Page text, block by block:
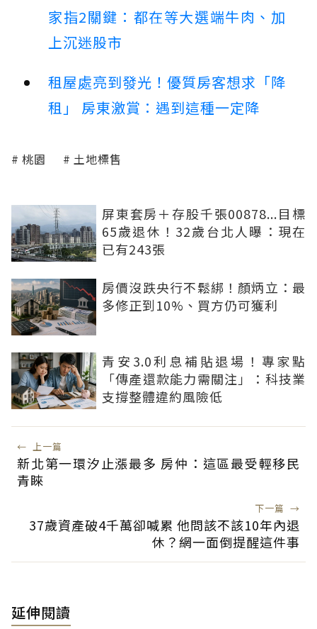
家指2關鍵：都在等大選端牛肉、加
上沉迷股市
租屋處亮到發光！優質房客想求「降
租」 房東激賞：遇到這種一定降
桃園 土地標售
屏東套房＋存股千張00878...目標
65歲退休！32歲台北人曝：現在
已有243張
房價沒跌央行不鬆綁！顏炳立：最
多修正到10%、買方仍可獲利
青安3.0利息補貼退場！專家點
「傳產還款能力需關注」：科技業
支撐整體違約風險低
← 上一篇
新北第一環汐止漲最多 房仲：這區最受輕移民
青睞
下一篇 →
37歲資產破4千萬卻喊累 他問該不該10年內退
休？網一面倒提醒這件事
延伸閱讀